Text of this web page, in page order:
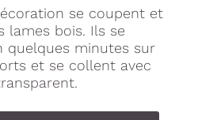
se coupent et
lames bois. Ils se
quelques minutes sur
et se collent avec